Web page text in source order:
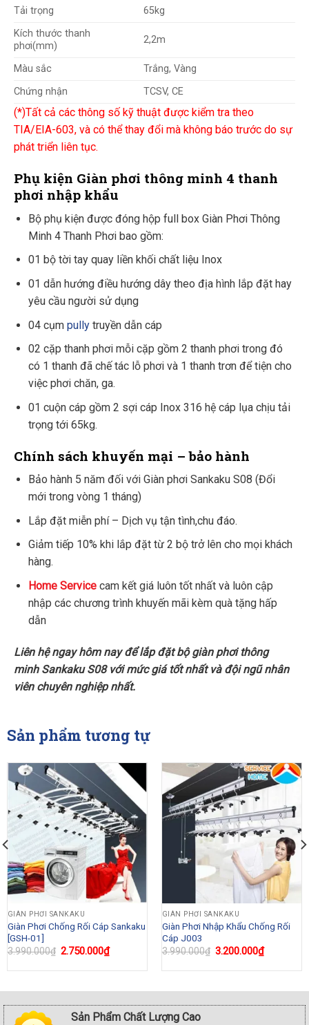
Tải trọng
65kg
Kích thước thanh
phơi(mm)
2,2m
Màu sắc
Trắng, Vàng
Chứng nhận
TCSV, CE
(*)Tất cả các thông số kỹ thuật được kiểm tra theo
TIA/EIA-603, và có thể thay đổi mà không báo trước do sự
phát triển liên tục.
Phụ kiện Giàn phơi thông minh 4 thanh
phơi nhập khẩu
Bộ phụ kiện được đóng hộp full box Giàn Phơi Thông
Minh 4 Thanh Phơi bao gồm:
01 bộ tời tay quay liền khối chất liệu Inox
01 dẫn hướng điều hướng dây theo địa hình lắp đặt hay
yêu cầu người sử dụng
04 cụm pullytruyền dẫn cáp
02 cặp thanh phơi mỗi cặp gồm 2 thanh phơi trong đó
có 1 thanh đã chế tác lỗ phơi và 1 thanh trơn để tiện cho
việc phơi chăn, ga.
01 cuộn cáp gồm 2 sợi cáp Inox 316 hệ cáp lụa chịu tải
trọng tới 65kg.
Chính sách khuyến mại – bảo hành
Bảo hành 5 năm đối với Giàn phơi Sankaku S08 (Đổi
mới trong vòng 1 tháng)
Lắp đặt miễn phí – Dịch vụ tận tình,chu đáo.
Giảm tiếp 10% khi lắp đặt từ 2 bộ trở lên cho mọi khách
hàng.
Home Servicecam kết giá luôn tốt nhất và luôn cập
nhập các chương trình khuyến mãi kèm quà tặng hấp
dẫn
Liên hệ ngay hôm nay để lắp đặt bộ giàn phơi thông
minh Sankaku S08 với mức giá tốt nhất và đội ngũ nhân
viên chuyên nghiệp nhất.
Sản phẩm tương tự
GIÀN PHƠI SANKAKU
Giàn Phơi Chống Rối Cáp Sankaku
[GSH-01]
3.990.000₫ Original
was:
2.750.000₫Current
price
is:
GIÀN PHƠI SANKAKU
Giàn Phơi Nhập Khẩu Chống Rối
Cáp J003
3.990.000₫ Original
was:
3.200.000₫Current
price
is:
Sản Phẩm Chất Lượng Cao